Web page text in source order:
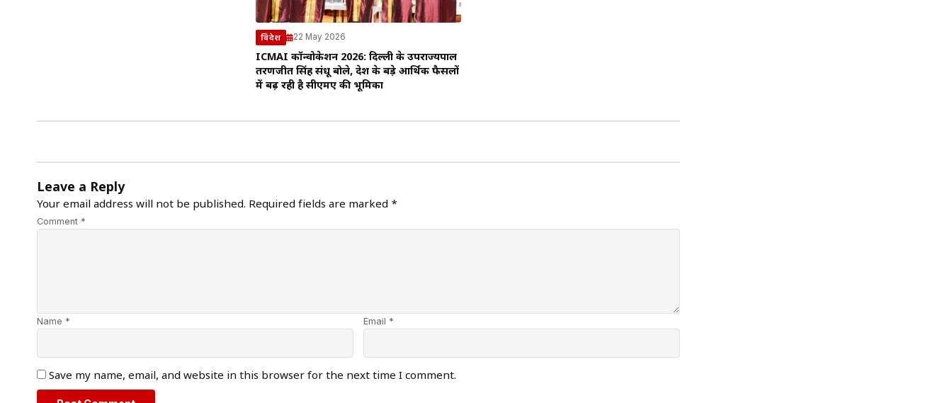
विदेश 22 May 2026
ICMAI कॉन्वोकेशन 2026: दिल्ली के उपराज्यपाल
तरणजीत सिंह संधू बोले, देश के बड़े आर्थिक फैसलों
में बढ़ रही है सीएमए की भूमिका
Leave a Reply
Your email address will not be published. Required fields are marked *
Comment *
Name * Email *
Save my name, email, and website in this browser for the next time I comment.